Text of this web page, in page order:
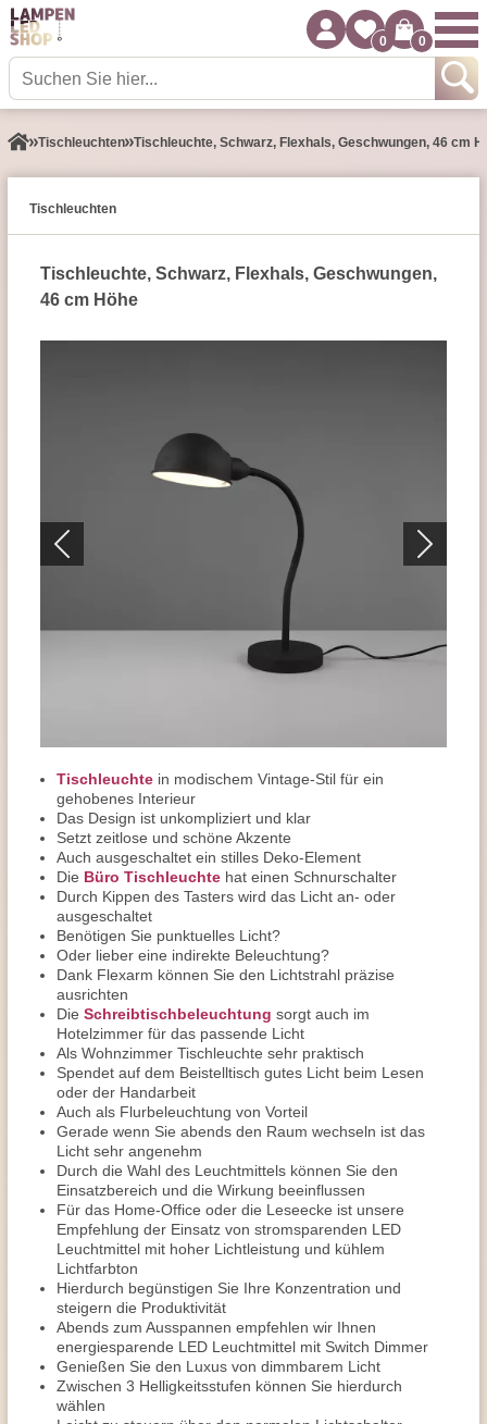
0 0
Tisch­leuchten Tischleuchte, Schwarz, Flexhals, Geschwungen, 46 cm
Tisch­leuchten
Tischleuchte, Schwarz, Flexhals, Geschwungen,
46 cm Höhe
Tischleuchte in modischem Vintage-Stil für ein
gehobenes Interieur
Das Design ist unkompliziert und klar
Setzt zeitlose und schöne Akzente
Auch ausgeschaltet ein stilles Deko-Element
Die Büro Tischleuchte hat einen Schnurschalter
Durch Kippen des Tasters wird das Licht an- oder
ausgeschaltet
Benötigen Sie punktuelles Licht?
Oder lieber eine indirekte Beleuchtung?
Dank Flexarm können Sie den Lichtstrahl präzise
ausrichten
Die Schreibtischbeleuchtung sorgt auch im
Hotelzimmer für das passende Licht
Als Wohnzimmer Tischleuchte sehr praktisch
Spendet auf dem Beistelltisch gutes Licht beim Lesen
oder der Handarbeit
Auch als Flurbeleuchtung von Vorteil
Gerade wenn Sie abends den Raum wechseln ist das
Licht sehr angenehm
Durch die Wahl des Leuchtmittels können Sie den
Einsatzbereich und die Wirkung beeinflussen
Für das Home-Office oder die Leseecke ist unsere
Empfehlung der Einsatz von stromsparenden LED
Leuchtmittel mit hoher Lichtleistung und kühlem
Lichtfarbton
Hierdurch begünstigen Sie Ihre Konzentration und
steigern die Produktivität
Abends zum Ausspannen empfehlen wir Ihnen
energiesparende LED Leuchtmittel mit Switch Dimmer
Genießen Sie den Luxus von dimmbarem Licht
Zwischen 3 Helligkeitsstufen können Sie hierdurch
wählen